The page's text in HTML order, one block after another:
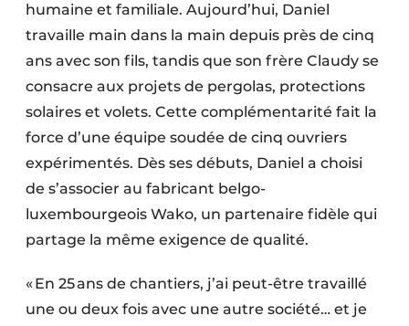
Techniques ferroviaires
Travaux ferroviaires
humaine et familiale. Aujourd’hui, Daniel
travaille main dans la main depuis près de cinq
ans avec son fils, tandis que son frère Claudy se
consacre aux projets de pergolas, protections
solaires et volets. Cette complémentarité fait la
force d’une équipe soudée de cinq ouvriers
expérimentés. Dès ses débuts, Daniel a choisi
de s’associer au fabricant belgo-
luxembourgeois Wako, un partenaire fidèle qui
partage la même exigence de qualité.
« En 25 ans de chantiers, j’ai peut-être travaillé
une ou deux fois avec une autre société… et je